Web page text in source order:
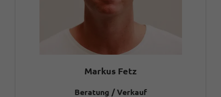
Markus Fetz
Beratung / Verkauf